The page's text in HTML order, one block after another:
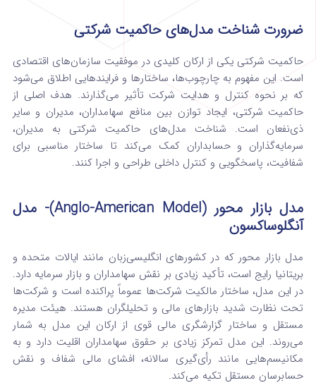
ضرورت شناخت مدل‌های حاکمیت شرکتی
حاکمیت شرکتی یکی از ارکان کلیدی در موفقیت سازمان‌های اقتصادی
است. این مفهوم به چارچوب‌ها، ساختارها و فرایندهایی اطلاق می‌شود
که بر نحوه کنترل و هدایت شرکت تأثیر می‌گذارند. هدف اصلی از
حاکمیت شرکتی، ایجاد توازن بین منافع سهامداران، مدیران و سایر
ذی‌نفعان است. شناخت مدل‌های حاکمیت شرکتی به مدیران،
سرمایه‌گذاران و حسابداران کمک می‌کند تا ساختار مناسبی برای
شفافیت، پاسخگویی و کنترل داخلی طراحی و اجرا کنند.
مدل بازار محور (Anglo-American Model)-
مدل
آنگلوساکسون
مدل بازار محور که در کشورهای انگلیسی‌زبان مانند ایالات متحده و
بریتانیا رایج است، تأکید زیادی بر نقش سهامداران و بازار سرمایه دارد.
در این مدل، ساختار مالکیت شرکت‌ها عموماً پراکنده است و شرکت‌ها
تحت نظارت شدید بازارهای مالی و تحلیلگران هستند. هیئت مدیره
مستقل و ساختار گزارشگری مالی قوی از ارکان این مدل به شمار
می‌روند. این مدل تمرکز زیادی بر حقوق سهامداران اقلیت دارد و به
مکانیسم‌هایی مانند رأی‌گیری سالانه، افشای مالی شفاف و نقش
حسابرسان مستقل تکیه می‌کند.